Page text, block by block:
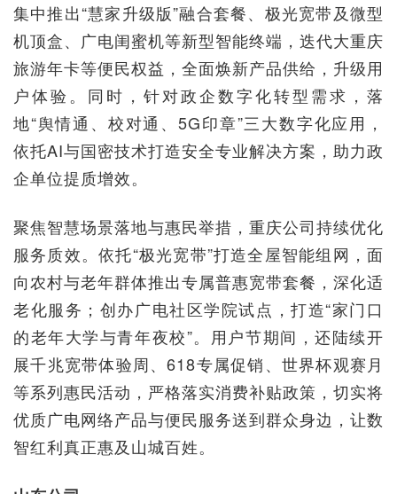
集中推出“慧家升级版”融合套餐、极光宽带及微型
机顶盒、广电闺蜜机等新型智能终端，迭代大重庆
旅游年卡等便民权益，全面焕新产品供给，升级用
户体验。同时，针对政企数字化转型需求，落
地“舆情通、校对通、5G印章”三大数字化应用，
依托AI与国密技术打造安全专业解决方案，助力政
企单位提质增效。
聚焦智慧场景落地与惠民举措，重庆公司持续优化
服务质效。依托“极光宽带”打造全屋智能组网，面
向农村与老年群体推出专属普惠宽带套餐，深化适
老化服务；创办广电社区学院试点，打造“家门口
的老年大学与青年夜校”。用户节期间，还陆续开
展千兆宽带体验周、618专属促销、世界杯观赛月
等系列惠民活动，严格落实消费补贴政策，切实将
优质广电网络产品与便民服务送到群众身边，让数
智红利真正惠及山城百姓。